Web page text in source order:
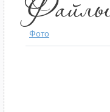
Фото